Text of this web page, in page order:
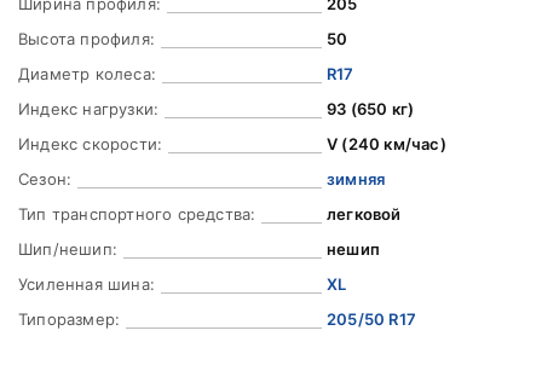
Высота профиля:
50
Диаметр колеса:
R17
Индекс нагрузки:
93 (650 кг)
Индекс скорости:
V (240 км/час)
Сезон:
зимняя
Тип транспортного средства:
легковой
Шип/нешип:
нешип
Усиленная шина:
XL
Типоразмер:
205/50 R17